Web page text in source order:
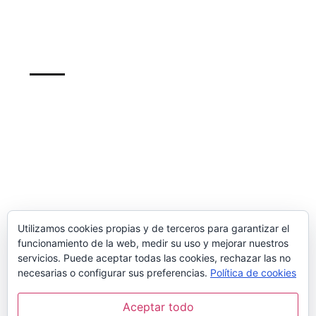
Newsletter
inscribete para mantenerte al dia de nuestros
cursos y de las ofertas
Utilizamos cookies propias y de terceros para garantizar el
funcionamiento de la web, medir su uso y mejorar nuestros
servicios. Puede aceptar todas las cookies, rechazar las no
necesarias o configurar sus preferencias. Política de cookies
Aceptar todo